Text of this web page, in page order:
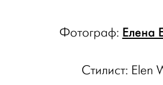
Фотограф: Елена
Стилист: Elen